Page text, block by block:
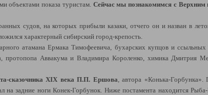
объектами показа туристам. Сейчас мы познакомимся с Верхним
судов, на которых прибыли казаки, отчего он и назван в
характерный сибирский город-крепость.
атамана Ермака Тимофеевича, бухарских купцов и
протопопа Аввакума и Владимира Короленко, химика Дмитрия
сказочника XIX века П.П. Ершова, автора «Конька-Горбунка».
на задние ноги Конек-Горбунок. Ниже постамента находится